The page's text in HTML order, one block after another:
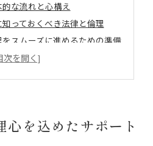
な流れと心構え
っておくべき法律と倫理
スムーズに進めるための準備
故人を偲ぶ心のケア
理業者の見極め方
を込めたサポート